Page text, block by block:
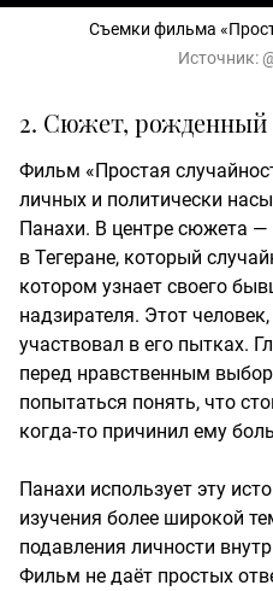
Съемки фильма
Источник:
2. Сюжет, рожденный
Фильм «Простая
личных и политически
Панахи. В центре сюжета —
в Тегеране, который
котором узнает своего
надзирателя. Этот
участвовал в его пытках.
перед нравственным
попытаться понять, что
когда-то причинил ему
Панахи использует эту
изучения более широкой
подавления личности
Фильм не даёт простых